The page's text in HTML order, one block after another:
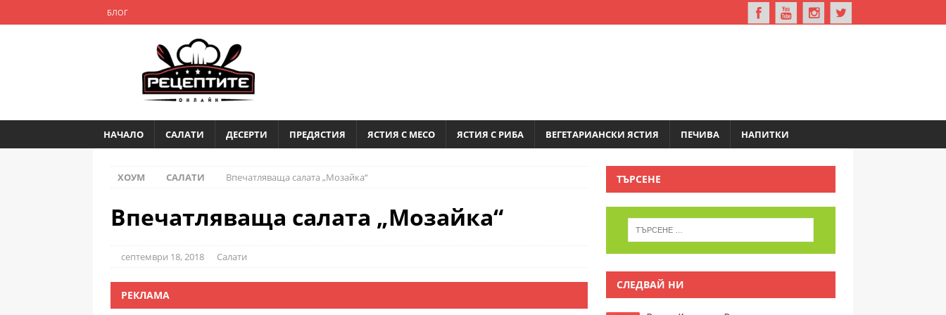
БЛОГ
НАЧАЛО САЛАТИ ДЕСЕРТИ ПРЕДЯСТИЯ ЯСТИЯ С МЕСО ЯСТИЯ С РИБА ВЕГЕТАРИАНСКИ ЯСТИЯ ПЕЧИВА НАПИТКИ
ХОУМ САЛАТИ Впечатляваща салата „Мозайка“
Впечатляваща салата „Мозайка“
септември 18, 2018 Салати
РЕКЛАМА
ТЪРСЕНЕ
СЛЕДВАЙ НИ